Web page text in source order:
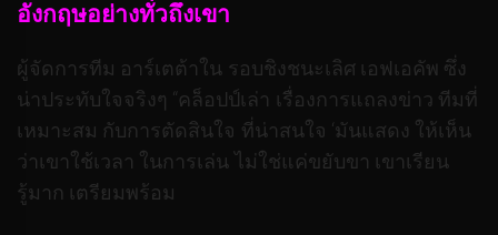
อังกฤษอย่างทั่วถึงเขา
ผู้จัดการทีม อาร์เตต้าใน รอบชิงชนะเลิศ เอฟเอคัพ ซึ่ง
น่าประทับใจจริงๆ “คล็อปป์เล่า เรื่องการแถลงข่าว ทีมที่
เหมาะสม กับการตัดสินใจ ที่น่าสนใจ ‘มันแสดง ให้เห็น
ว่าเขาใช้เวลา ในการเล่น ไม่ใช่แค่ขยับขา เขาเรียน
รู้มาก เตรียมพร้อม